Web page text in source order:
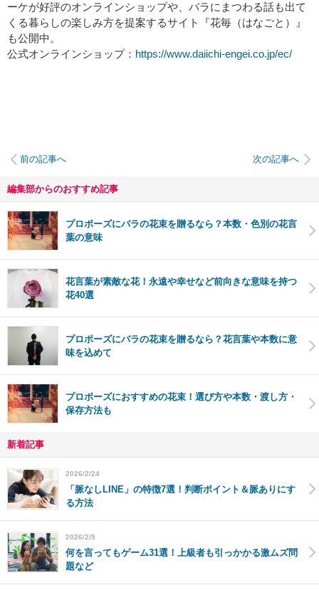
ーケが好評のオンラインショップや、バラにまつわる話も出て
くる暮らしの楽しみ方を提案するサイト『花毎（はなごと）』
も公開中。
公式オンラインショップ： https://www.daiichi-engei.co.jp/ec/
前の記事へ 次の記事へ
編集部からのおすすめ記事
プロポーズにバラの花束を贈るなら？本数・色別の花言
葉の意味
花言葉が素敵な花！永遠や幸せなど前向きな意味を持つ
花40選
プロポーズにバラの花束を贈るなら？花言葉や本数に意
味を込めて
プロポーズにおすすめの花束！選び方や本数・渡し方・
保存方法も
新着記事
2026/2/24
「脈なしLINE」の特徴7選！判断ポイント＆脈ありにす
る方法
2026/2/5
何を言ってもゲーム31選！上級者も引っかかる激ムズ問
題など